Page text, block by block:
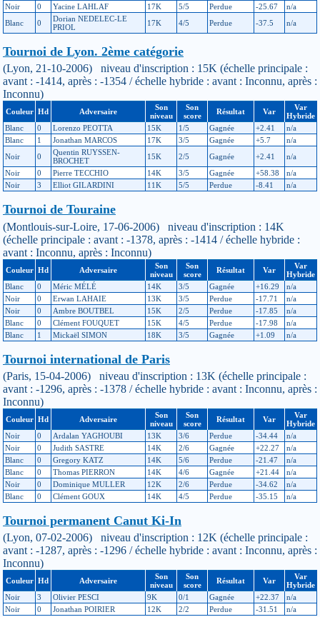
Noir
0 Yacine LAHLAF 17K 5/5 Perdue -25.67
n/a
Blanc
0
Dorian NEDELEC-LE
PRIOL
17K 4/5 Perdue -37.5 n/a
Tournoi de Lyon. 2ème catégorie
(Lyon, 21-10-2006) niveau d'inscription : 15K (échelle principale :
avant : -1414, après : -1354 / échelle hybride : avant : Inconnu, après :
Inconnu)
Couleur Hd Adversaire
Son
niveau
Son
score
Résultat Var
Var
Hybride
Blanc
0 Lorenzo PEOTTA 15K 1/5 Gagnée +2.41
n/a
Blanc
1 Jonathan MARCOS 17K 3/5 Gagnée +5.7
n/a
Noir
0
Quentin RUYSSEN-
BROCHET
15K 2/5 Gagnée +2.41
n/a
Noir
0 Pierre TECCHIO 14K 3/5 Gagnée +58.38
n/a
Noir
3 Elliot GILARDINI 11K 5/5 Perdue -8.41 n/a
Tournoi de Touraine
(Montlouis-sur-Loire, 17-06-2006) niveau d'inscription : 14K
(échelle principale : avant : -1378, après : -1414 / échelle hybride :
avant : Inconnu, après : Inconnu)
Couleur Hd Adversaire
Son
niveau
Son
score
Résultat Var
Var
Hybride
Blanc
0 Méric MÉLÉ 14K 3/5 Gagnée +16.29
n/a
Noir
0 Erwan LAHAIE 13K 3/5 Perdue -17.71
n/a
Noir
0 Ambre BOUTBEL 15K 2/5 Perdue -17.85
n/a
Blanc
0 Clément FOUQUET 15K 4/5 Perdue -17.98
n/a
Blanc
1 Mickaël SIMON 18K 3/5 Gagnée +1.09 n/a
Tournoi international de Paris
(Paris, 15-04-2006) niveau d'inscription : 13K (échelle principale :
avant : -1296, après : -1378 / échelle hybride : avant : Inconnu, après :
Inconnu)
Couleur Hd Adversaire
Son
niveau
Son
score
Résultat Var
Var
Hybride
Noir
0 Ardalan YAGHOUBI 13K 3/6 Perdue -34.44
n/a
Noir
0 Judith SASTRE 14K 2/6 Gagnée +22.27
n/a
Blanc
0 Gregory KATZ 14K 5/6 Perdue -21.47
n/a
Blanc
0 Thomas PIERRON 14K 4/6 Gagnée +21.44
n/a
Noir
0 Dominique MULLER 12K 2/6 Perdue -34.62
n/a
Blanc
0 Clément GOUX 14K 4/5 Perdue -35.15 n/a
Tournoi permanent Canut Ki-In
(Lyon, 07-02-2006) niveau d'inscription : 12K (échelle principale :
avant : -1287, après : -1296 / échelle hybride : avant : Inconnu, après :
Inconnu)
Couleur Hd Adversaire
Son
niveau
Son
score
Résultat Var
Var
Hybride
Noir
3 Olivier PESCI 9K 0/1 Gagnée +22.37
n/a
Noir
0 Jonathan POIRIER 12K 2/2 Perdue -31.51 n/a